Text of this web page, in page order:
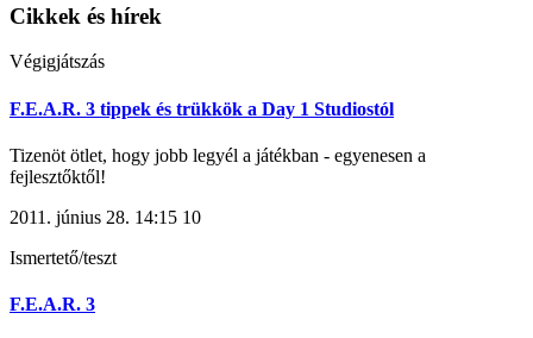
Cikkek és hírek
Végigjátszás
F.E.A.R. 3 tippek és trükkök a Day 1 Studiostól
Tizenöt ötlet, hogy jobb legyél a játékban - egyenesen a
fejlesztőktől!
2011. június 28. 14:15 10
Ismertető/teszt
F.E.A.R. 3